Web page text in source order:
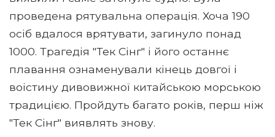
проведена рятувальна операція. Хоча 190
осіб вдалося врятувати, загинуло понад
1000. Трагедія "Тек Сінг" і його останнє
плавання ознаменували кінець довгої і
воістину дивовижної китайською морською
традицією. Пройдуть багато років, перш ніж
"Тек Сінг" виявлять знову.